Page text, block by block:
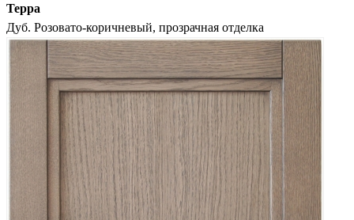
Терра
Дуб. Розовато-коричневый, прозрачная отделка